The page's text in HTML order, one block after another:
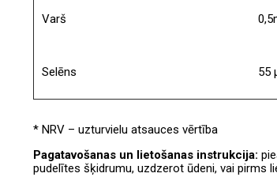
Varš
Selēns 55
* NRV – uzturvielu atsauces vērtība
Pagatavošanas un lietošanas instrukcija:
pudelītes šķidrumu, uzdzerot ūdeni, vai pirms